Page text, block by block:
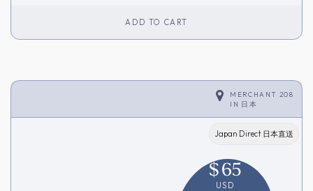
ADD TO CART
MERCHANT 208
IN 日本
Japan Direct 日本直送
$65
USD